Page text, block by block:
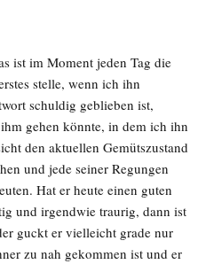
ist im Moment jeden Tag die
stelle, wenn ich ihn
schuldig geblieben ist,
gehen könnte, in dem ich ihn
den aktuellen Gemütszustand
und jede seiner Regungen
Hat er heute einen guten
und irgendwie traurig, dann ist
guckt er vielleicht grade nur
zu nah gekommen ist und er